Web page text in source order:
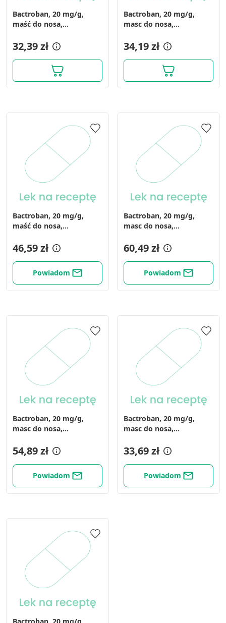
Bactroban, 20 mg/g,
maść do nosa,
32,39 zł
Bactroban, 20 mg/g,
masc do nosa,
34,19 zł
Bactroban, 20 mg/g,
maść do nosa,
46,59 zł
Powiadom
Bactroban, 20 mg/g,
masc do nosa,
60,49 zł
Powiadom
Bactroban, 20 mg/g,
masc do nosa,
54,89 zł
Powiadom
Bactroban, 20 mg/g,
masc do nosa,
3g
33,69 zł
Powiadom
Cele przetwarzania inne niż IAB:
Niezbędne
Wydajność (Performance)
Reklama / śledzenie